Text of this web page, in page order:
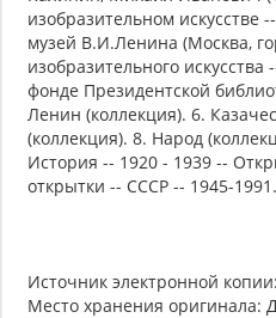
изобразительном
музей В.И.Ленина (Москва,
изобразительного
фонде Президентской
Ленин (коллекция). 6.
(коллекция). 8. Народ
История -- 1920 - 1939 --
открытки -- СССР -- 1945-1991.
Источник электронной
Место хранения оригинала: